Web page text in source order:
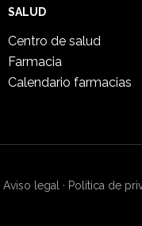
SALUD
Centro de salud
Farmacia
Calendario farmacias
Aviso legal · Política de